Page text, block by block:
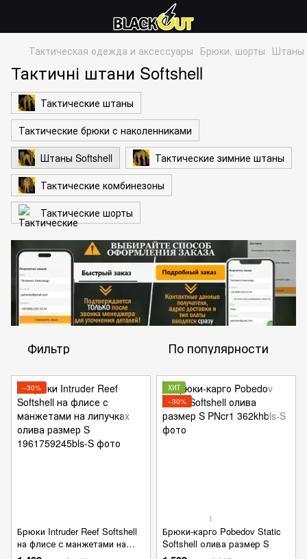
Тактическая одежда и аксессуары Брюки, шорты Штаны
Тактичні штани Softshell
Тактические штаны
Тактические брюки с наколенниками
Штаны Softshell
Тактические зимние штаны
Тактические комбинезоны
Тактические шорты
Фильтр По популярности
−30%
Брюки Intruder Reef Softshell
на флисе с манжетами на
липучках олива размер S
ХИТ
−30%
1
Брюки-карго Pobedov Static
Softshell олива размер S